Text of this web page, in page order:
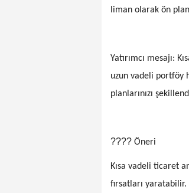
liman olarak ön
Yatırımcı mesajı:
uzun vadeli portföy
planlarınızı
???? Öneri
Kısa vadeli ticaret
fırsatları yaratabilir.